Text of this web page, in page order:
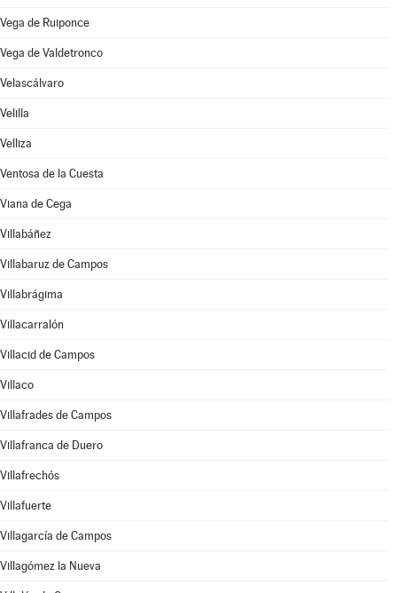
Vega de Ruiponce
Vega de Valdetronco
Velascálvaro
Velilla
Velliza
Ventosa de la Cuesta
Viana de Cega
Villabáñez
Villabaruz de Campos
Villabrágima
Villacarralón
Villacid de Campos
Villaco
Villafrades de Campos
Villafranca de Duero
Villafrechós
Villafuerte
Villagarcía de Campos
Villagómez la Nueva